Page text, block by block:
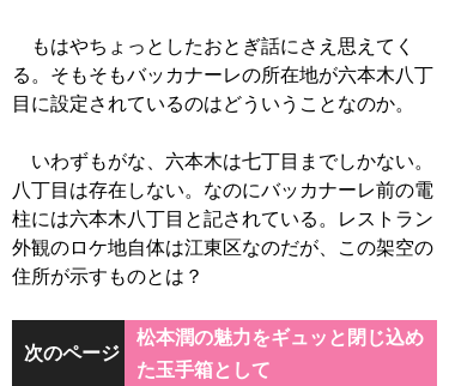
もはやちょっとしたおとぎ話にさえ思えてく
る。そもそもバッカナーレの所在地が六本木八丁
目に設定されているのはどういうことなのか。
いわずもがな、六本木は七丁目までしかない。
八丁目は存在しない。なのにバッカナーレ前の電
柱には六本木八丁目と記されている。レストラン
外観のロケ地自体は江東区なのだが、この架空の
住所が示すものとは？
次のページ
松本潤の魅力をギュッと閉じ込め
た玉手箱として